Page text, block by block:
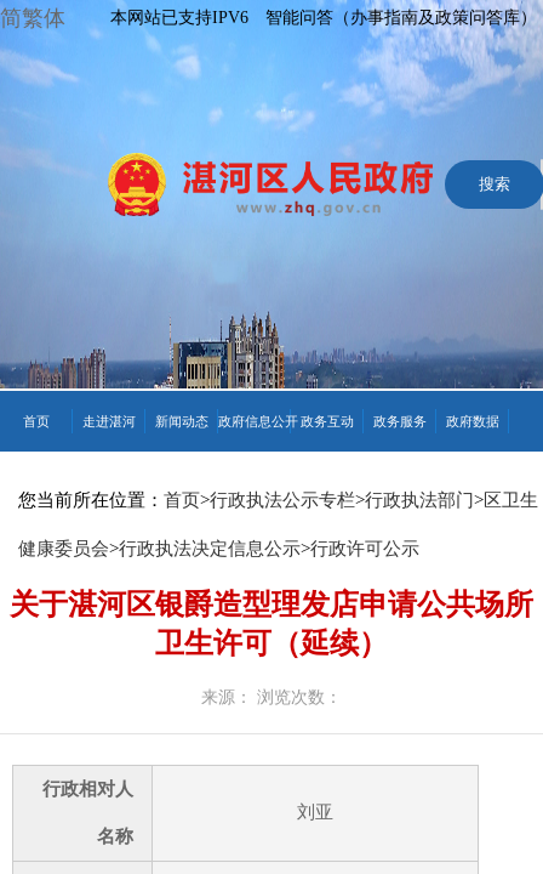
简繁体 本网站已支持IPV6 智能问答（办事指南及政策问答库）
首页 走进湛河 新闻动态 政府信息公开政务互动 政务服务 政府数据
您当前所在位置： 首页>行政执法公示专栏>行政执法部门>区卫生
健康委员会>行政执法决定信息公示>行政许可公示
关于湛河区银爵造型理发店申请公共场所
卫生许可（延续）
来源： 浏览次数：
行政相对人
名称
刘亚